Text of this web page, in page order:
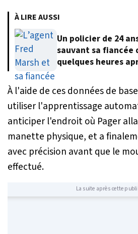
À LIRE AUSSI
Un policier de 24
sauvant sa fiancée
quelques heures
À l'aide de ces données de
utiliser l'apprentissage
anticiper l'endroit où Pager
manette physique, et a
avec précision avant que le
effectué.
La suite après cette